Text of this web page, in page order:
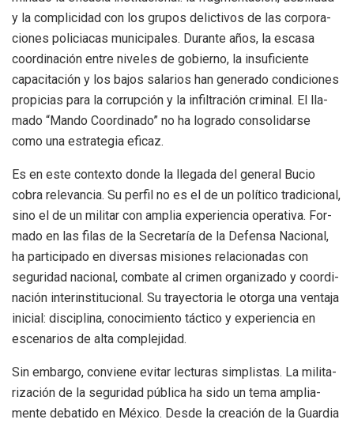
y la com­pli­ci­dad con los gru­pos delic­ti­vos de las cor­po­ra­
cio­nes poli­cia­cas muni­ci­pa­les. Durante años, la escasa
coor­di­na­ción entre nive­les de gobierno, la insu­fi­ciente
capa­ci­ta­ción y los bajos sala­rios han gene­rado con­di­cio­nes
pro­pi­cias para la corrup­ción y la infil­tra­ción cri­mi­nal. El lla­
mado “Mando Coor­di­nado” no ha logrado con­so­li­darse
como una estra­te­gia efi­caz.
Es en este con­texto donde la lle­gada del gene­ral Bucio
cobra rele­van­cia. Su per­fil no es el de un polí­tico tra­di­cio­nal,
sino el de un mili­tar con amplia expe­rien­cia ope­ra­tiva. For­
mado en las filas de la Secre­ta­ría de la Defensa Nacio­nal,
ha par­ti­ci­pado en diver­sas misio­nes rela­cio­na­das con
segu­ri­dad nacio­nal, com­bate al cri­men orga­ni­zado y coor­di­
na­ción inte­rins­ti­tu­cio­nal. Su tra­yec­to­ria le otorga una ven­taja
ini­cial: dis­ci­plina, cono­ci­miento tác­tico y expe­rien­cia en
esce­na­rios de alta com­ple­ji­dad.
Sin embargo, con­viene evi­tar lec­tu­ras sim­plis­tas. La mili­ta­
ri­za­ción de la segu­ri­dad pública ha sido un tema amplia­
mente deba­tido en México. Desde la crea­ción de la Guar­dia